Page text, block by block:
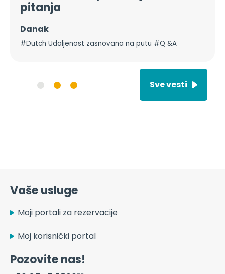
Sve vesti
#Dutch Udaljenost zasnovana na putu #Q &A
Moj korisnički portal
+39 0547 639911